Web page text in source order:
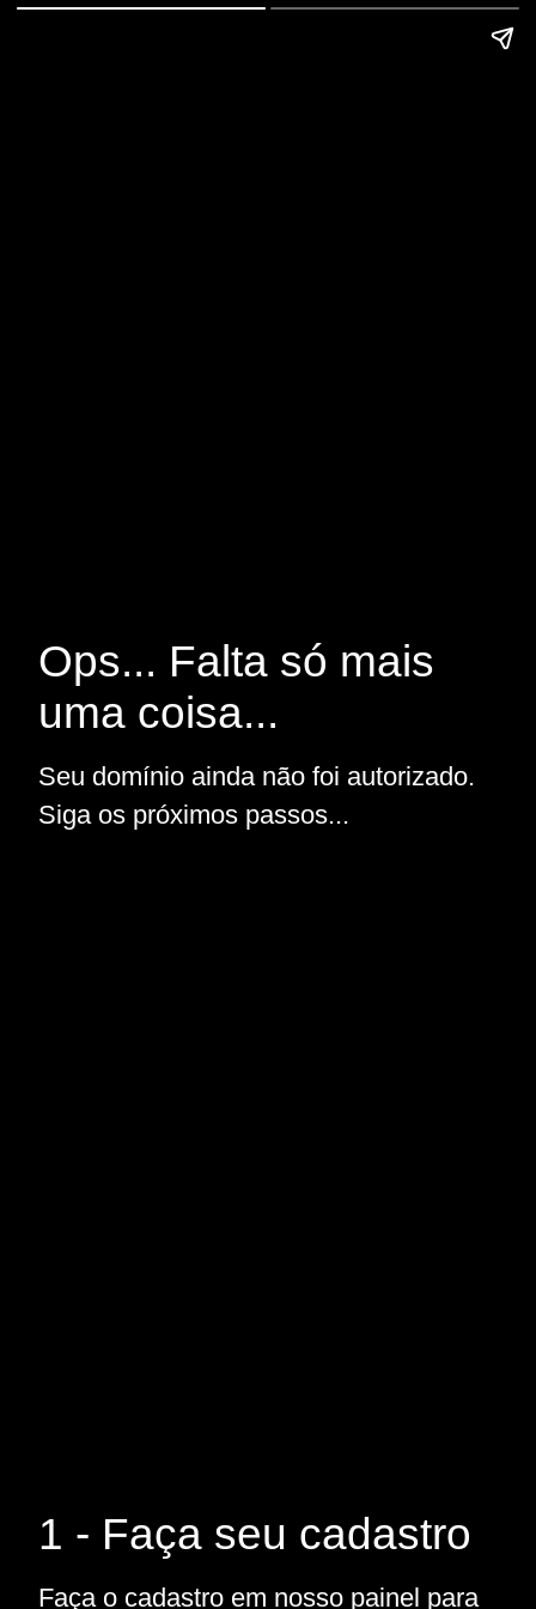
Ops... Falta só mais
uma coisa...
Seu domínio ainda não foi autorizado.
Siga os próximos passos...
1 - Faça seu cadastro
Faça o cadastro em nosso painel para